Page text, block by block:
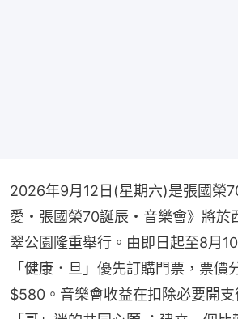
2026年9月12日(星期六)是張國榮
愛・張國榮70誕辰・音樂會》將於
翠公園隆重舉行。由即日起至8月
「健康．旦」優先訂購門票，票價
$580。音樂會收益在扣除必要開